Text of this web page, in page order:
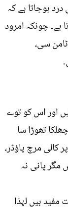
ہوجاتا ہے کہ
ہے۔ چونکہ امرود
سی،
اور اس کو توے
تھوڑا سا
کالی مرچ پاؤڈر،
مگر پانی نہ
ہیں لہٰذا